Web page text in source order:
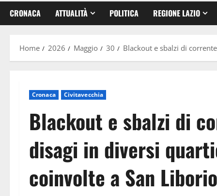
CRONACA ATTUALITÀ POLITICA REGIONE LAZIO
Home 2026 Maggio 30 Blackout e sbalzi di
Cronaca Civitavecchia
Blackout e sbalzi di
disagi in diversi
coinvolte a San Liborio